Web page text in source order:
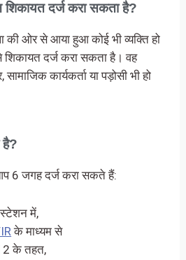
दर्ज करा सकता है?
की ओर से आया हुआ कोई भी व्यक्ति हो
दर्ज करा सकता है। वह
सामाजिक कार्यकर्ता या पड़ोसी भी हो
है?
6 जगह दर्ज करा सकते हैं:
में,
के माध्यम से
के तहत,